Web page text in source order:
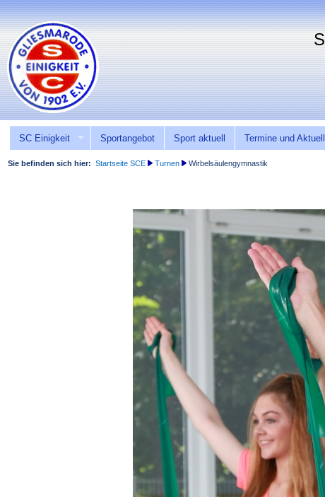
SC Einigkeit Sportangebot Sport aktuell Termine und
Sie befinden sich hier: Startseite SCE Turnen Wirbelsäulengymnastik